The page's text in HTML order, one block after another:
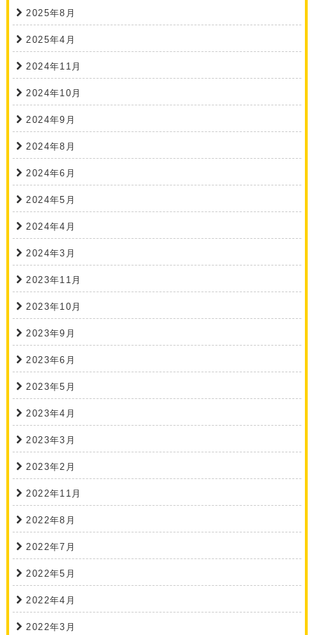
2025年8月
2025年4月
2024年11月
2024年10月
2024年9月
2024年8月
2024年6月
2024年5月
2024年4月
2024年3月
2023年11月
2023年10月
2023年9月
2023年6月
2023年5月
2023年4月
2023年3月
2023年2月
2022年11月
2022年8月
2022年7月
2022年5月
2022年4月
2022年3月